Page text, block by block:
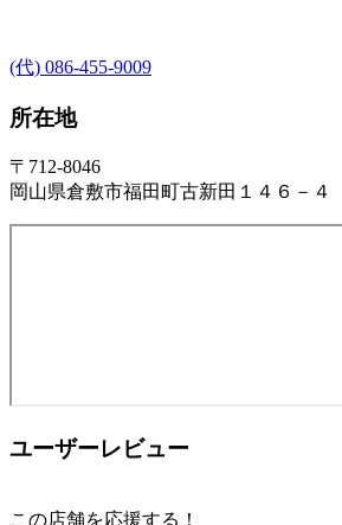
(代) 086-455-9009
所在地
〒712-8046
岡山県倉敷市福田町古新田１４６－４
ユーザーレビュー
この店舗を応援する！